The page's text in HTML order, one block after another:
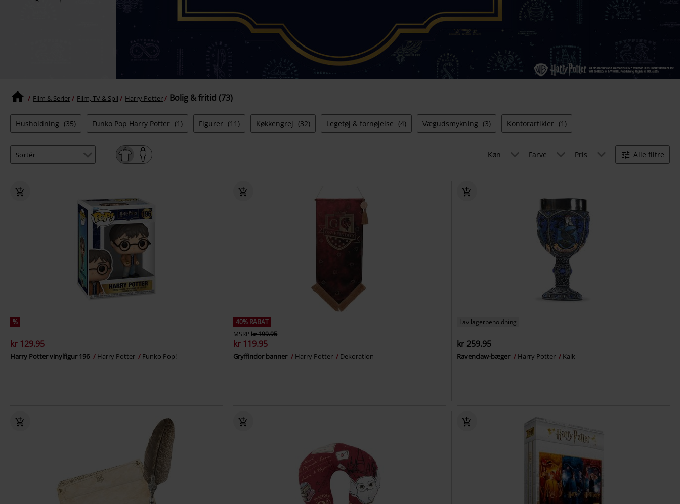
Film & Serier Film, TV & Spil Harry Potter Bolig & fritid (73)
Husholdning (35) Funko Pop Harry Potter (1) Figurer (11) Køkkengrej (32) Legetøj & fornøjelse (4) Vægudsmykning (3) Kontorartikler (1)
Køn Farve Pris Alle filtre
%
kr 129.95
Harry Potter vinylfigur 196 Harry Potter Funko Pop!
40% RABAT
MSRPkr 199.95
kr 119.95
Gryffindor banner Harry Potter Dekoration
Lav lagerbeholdning
kr 259.95
Ravenclaw-bæger Harry Potter Kalk